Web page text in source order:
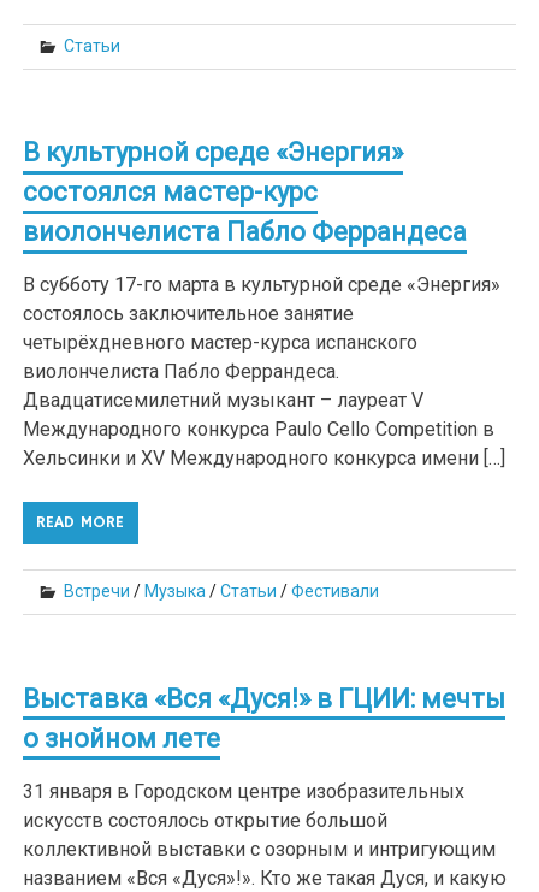
Статьи
В культурной среде «Энергия»
состоялся мастер-курс
виолончелиста Пабло Феррандеса
В субботу 17-го марта в культурной среде «Энергия»
состоялось заключительное занятие
четырёхдневного мастер-курса испанского
виолончелиста Пабло Феррандеса.
Двадцатисемилетний музыкант – лауреат V
Международного конкурса Paulo Cello Competition в
Хельсинки и XV Международного конкурса имени […]
READ MORE
Встречи / Музыка/Статьи /Фестивали
Выставка «Вся «Дуся!» в ГЦИИ: мечты
о знойном лете
31 января в Городском центре изобразительных
искусств состоялось открытие большой
коллективной выставки с озорным и интригующим
названием «Вся «Дуся»!». Кто же такая Дуся, и какую